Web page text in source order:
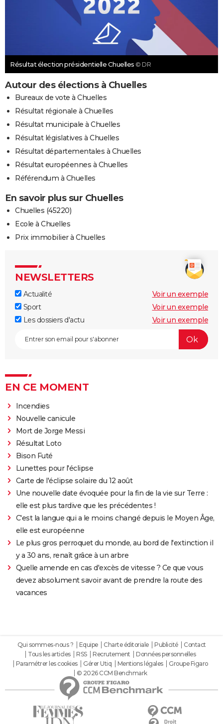
Résultat élection présidentielle Chuelles © DR
Autour des élections à Chuelles
Bureaux de vote à Chuelles
Résultat régionale à Chuelles
Résultat municipale à Chuelles
Résultat législatives à Chuelles
Résultat départementales à Chuelles
Résultat européennes à Chuelles
Référendum à Chuelles
En savoir plus sur Chuelles
Chuelles (45220)
Ecole à Chuelles
Prix immobilier à Chuelles
NEWSLETTERS
Actualité
Voir un exemple
Sport
Voir un exemple
Les dossiers d'actu
Voir un exemple
EN CE MOMENT
Incendies
Nouvelle canicule
Mort de Jorge Messi
Résultat Loto
Bison Futé
Lunettes pour l'éclipse
Carte de l'éclipse solaire du 12 août
Une nouvelle date évoquée pour la fin de la vie sur Terre :
elle est plus tardive que les précédentes !
C'est la langue qui a le moins changé depuis le Moyen Âge,
elle est européenne
Le plus gros perroquet du monde, au bord de l'extinction il
y a 30 ans, renaît grâce à un arbre
Quelle amende en cas d'excès de vitesse ? Ce que vous
devez absolument savoir avant de prendre la route des
vacances
Qui sommes-nous ? Equipe Charte éditoriale Publicité
Contact
Tous les articles
RSS Recrutement
Données personnelles
Paramétrer les cookies
Gérer Utiq Mentions légales
Groupe Figaro
© 2026 CCM Benchmark